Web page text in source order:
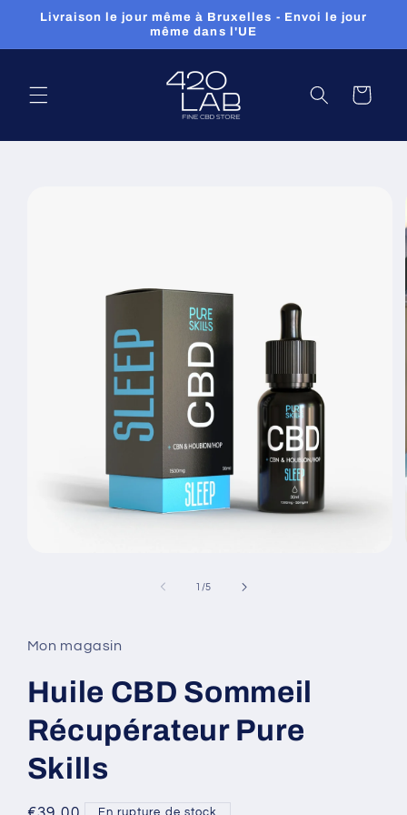
Skip to
Livraison le jour même à Bruxelles - Envoi le jour
même dans l'UE
Panier
1 /de
5
Mon magasin
Huile CBD Sommeil
Récupérateur Pure
Skills
En rupture de stock